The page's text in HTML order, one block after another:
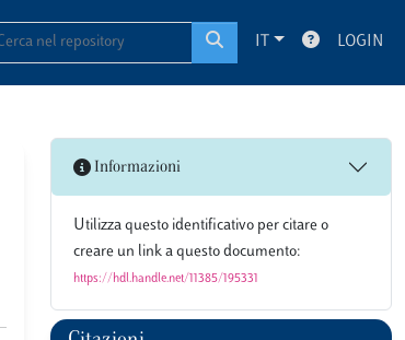
IT LOGIN
Informazioni
Utilizza questo identificativo per citare o
creare un link a questo documento:
https://hdl.handle.net/11385/195331